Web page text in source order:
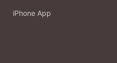
iPhone App